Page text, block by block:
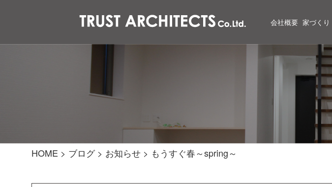
会社概要 家づくり
HOME > ブログ> お知らせ > もうすぐ春～spring～